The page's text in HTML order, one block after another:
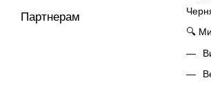
🔍 Ми
Партнерам